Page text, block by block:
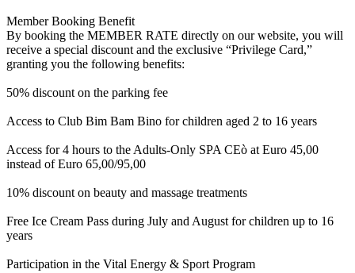
Member Booking Benefit
By booking the MEMBER RATE directly on our website, you will
receive a special discount and the exclusive “Privilege Card,”
granting you the following benefits:
50% discount on the parking fee
Access to Club Bim Bam Bino for children aged 2 to 16 years
Access for 4 hours to the Adults-Only SPA CEò at Euro 45,00
instead of Euro 65,00/95,00
10% discount on beauty and massage treatments
Free Ice Cream Pass during July and August for children up to 16
years
Participation in the Vital Energy & Sport Program